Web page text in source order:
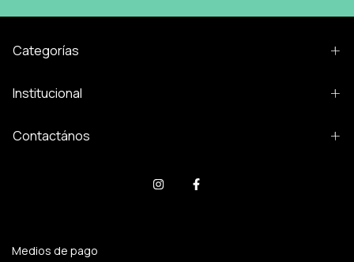
Categorías
Institucional
Contactános
Medios de pago